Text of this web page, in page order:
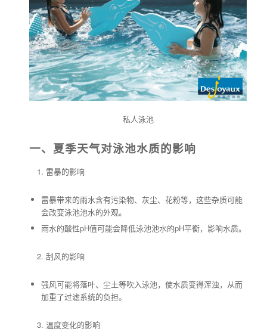
私人泳池
一、夏季天气对泳池水质的影响
雷暴的影响
雷暴带来的雨水含有污染物、灰尘、花粉等，这些杂质可能
会改变泳池池水的外观。
雨水的酸性pH值可能会降低泳池池水的pH平衡，影响水质。
刮风的影响
强风可能将落叶、尘土等吹入泳池，使水质变得浑浊，从而
加重了过滤系统的负担。
温度变化的影响